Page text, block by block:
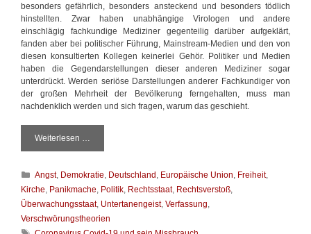
besonders gefährlich, besonders ansteckend und besonders tödlich
hinstellten. Zwar haben unabhängige Virologen und andere
einschlägig fachkundige Mediziner gegenteilig darüber aufgeklärt,
fanden aber bei politischer Führung, Mainstream-Medien und den von
diesen konsultierten Kollegen keinerlei Gehör. Politiker und Medien
haben die Gegendarstellungen dieser anderen Mediziner sogar
unterdrückt. Werden seriöse Darstellungen anderer Fachkundiger von
der großen Mehrheit der Bevölkerung ferngehalten, muss man
nachdenklich werden und sich fragen, warum das geschieht.
Weiterlesen …
e
p
o
l
K
a
g
Angst, Demokratie, Deutschland, Europäische Union, Freiheit,
Kirche, Panikmache, Politik, Rechtsstaat, Rechtsverstoß,
Überwachungsstaat, Untertanengeist, Verfassung,
Verschwörungstheorien